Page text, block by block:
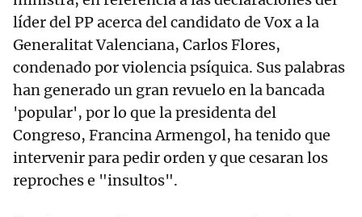
líder del PP acerca del candidato de Vox a la
Generalitat Valenciana, Carlos Flores,
condenado por violencia psíquica. Sus palabras
han generado un gran revuelo en la bancada
'popular', por lo que la presidenta del
Congreso, Francina Armengol, ha tenido que
intervenir para pedir orden y que cesaran los
reproches e "insultos".